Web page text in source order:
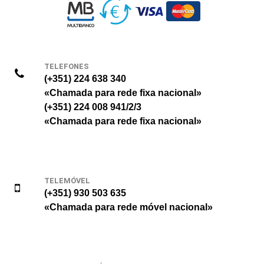
TELEFONES
(+351) 224 638 340
«Chamada para rede fixa nacional»
(+351) 224 008 941/2/3
«Chamada para rede fixa nacional»
TELEMÓVEL
(+351) 930 503 635
«Chamada para rede móvel nacional»